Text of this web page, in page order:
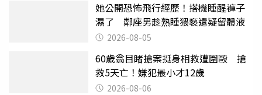
她公開恐怖飛行經歷！搭機睡醒褲子
濕了 鄰座男趁熟睡猥褻還疑留體液
2026-08-05
60歲翁目睹搶案挺身相救遭圍毆 搶
救5天亡！嫌犯最小才12歲
2026-08-06